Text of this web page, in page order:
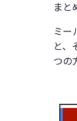
まと
ミー
と、
つの